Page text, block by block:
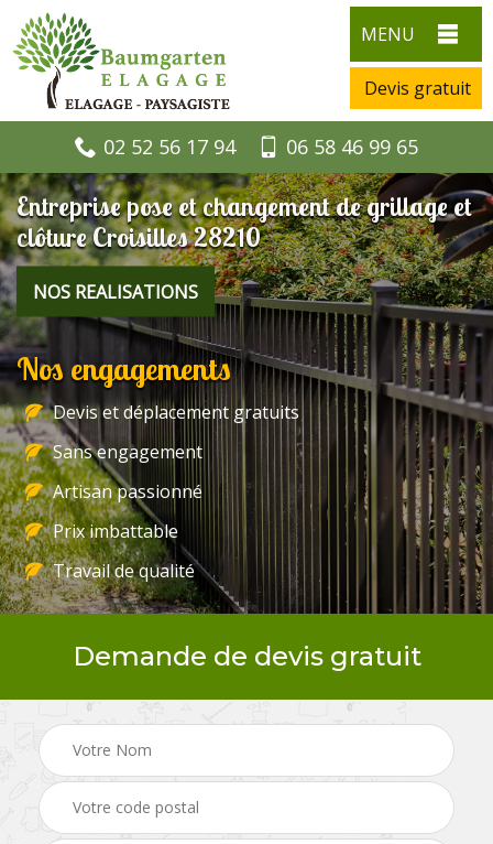
MENU
Devis gratuit
02 52 56 17 94 06 58 46 99 65
Entreprise pose et changement de grillage et
clôture Croisilles 28210
NOS REALISATIONS
Nos engagements
Devis et déplacement gratuits
Sans engagement
Artisan passionné
Prix imbattable
Travail de qualité
Demande de devis gratuit